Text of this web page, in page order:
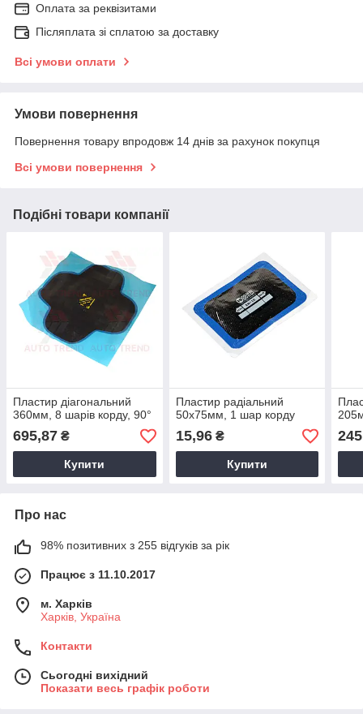
Оплата за реквізитами
Післяплата зі сплатою за доставку
Всі умови оплати
Умови повернення
Повернення товару впродовж 14 днів за рахунок покупця
Всі умови повернення
Подібні товари компанії
Пластир діагональний
360мм, 8 шарів корду, 90°
695,87 ₴
Купити
Пластир радiальний
50х75мм, 1 шар корду
15,96₴
Купити
Про нас
98% позитивних з 255 відгуків за рік
Працює з 11.10.2017
м. Харків
Харків, Україна
Контакти
Сьогодні вихідний
Показати весь графік роботи